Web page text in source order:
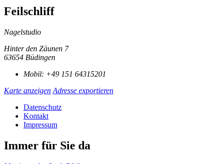
Feilschliff
Nagelstudio
Hinter den Zäunen 7
63654 Büdingen
Mobil: +49 151 64315201
Karte anzeigen Adresse exportieren
Datenschutz
Kontakt
Impressum
Immer für Sie da